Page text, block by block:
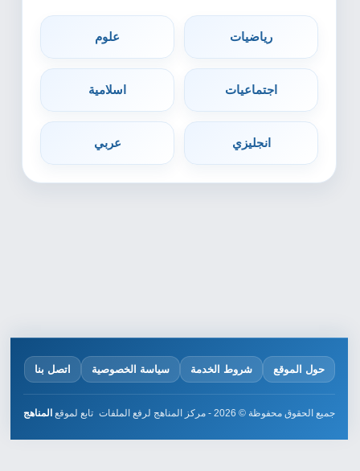
رياضيات علوم
اجتماعيات اسلامية
انجليزي عربي
حول الموقع شروط الخدمة سياسة الخصوصية اتصل بنا
جميع الحقوق محفوظة © 2026 - مركز المناهج لرفع الملفات تابع لموقع المناهج